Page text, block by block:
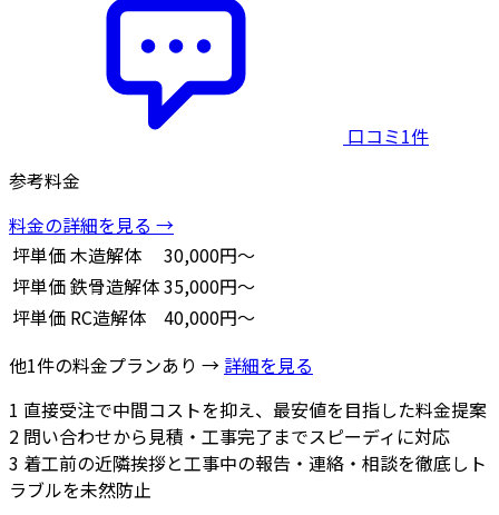
口コミ1件
参考料金
料金の詳細を見る →
坪単価木造解体
30,000円～
坪単価鉄骨造解体35,000円～
坪単価 RC造解体
40,000円～
他1件の料金プランあり → 詳細を見る
1 直接受注で中間コストを抑え、最安値を目指した料金提案
2 問い合わせから見積・工事完了までスピーディに対応
3 着工前の近隣挨拶と工事中の報告・連絡・相談を徹底しト
ラブルを未然防止